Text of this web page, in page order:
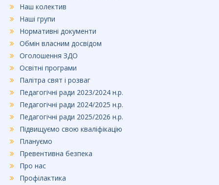
Наш колектив
Наші групи
Нормативні документи
Обмін власним досвідом
Оголошення ЗДО
Освітні програми
Палітра свят і розваг
Педагогічні ради 2023/2024 н.р.
Педагогічні ради 2024/2025 н.р.
Педагогічні ради 2025/2026 н.р.
Підвищуємо свою кваліфікацію
Плануємо
Превентивна безпека
Про нас
Профілактика